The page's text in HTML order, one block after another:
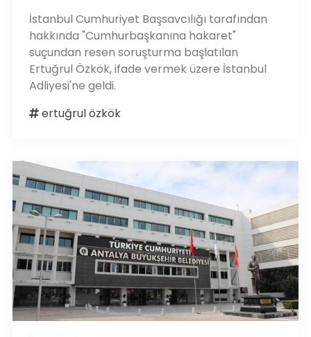
İstanbul Cumhuriyet Başsavcılığı tarafından
hakkında "Cumhurbaşkanına hakaret"
suçundan resen soruşturma başlatılan
Ertuğrul Özkök, ifade vermek üzere İstanbul
Adliyesi'ne geldi.
ertuğrul özkök